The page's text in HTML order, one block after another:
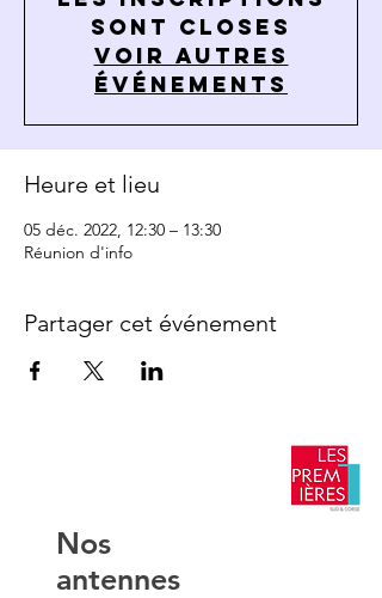
sont closes
Voir autres
événements
Heure et lieu
05 déc. 2022, 12:30 – 13:30
Réunion d'info
Partager cet événement
​Nos
antennes